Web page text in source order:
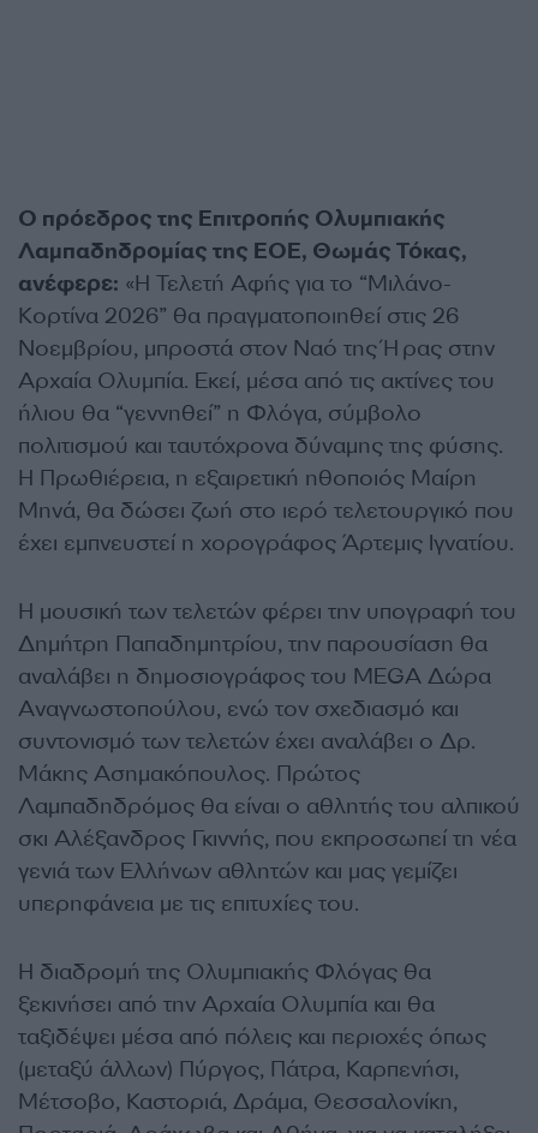
Ο πρόεδρος της Επιτροπής Ολυμπιακής
Λαμπαδηδρομίας της ΕΟΕ, Θωμάς Τόκας,
ανέφερε: «Η Τελετή Αφής για το “Μιλάνο-
Κορτίνα 2026” θα πραγματοποιηθεί στις 26
Νοεμβρίου, μπροστά στον Ναό της Ήρας στην
Αρχαία Ολυμπία. Εκεί, μέσα από τις ακτίνες του
ήλιου θα “γεννηθεί” η Φλόγα, σύμβολο
πολιτισμού και ταυτόχρονα δύναμης της φύσης.
Η Πρωθιέρεια, η εξαιρετική ηθοποιός Μαίρη
Μηνά, θα δώσει ζωή στο ιερό τελετουργικό που
έχει εμπνευστεί η χορογράφος Άρτεμις Ιγνατίου.
Η μουσική των τελετών φέρει την υπογραφή του
Δημήτρη Παπαδημητρίου, την παρουσίαση θα
αναλάβει η δημοσιογράφος του MEGA Δώρα
Αναγνωστοπούλου, ενώ τον σχεδιασμό και
συντονισμό των τελετών έχει αναλάβει ο Δρ.
Μάκης Ασημακόπουλος. Πρώτος
Λαμπαδηδρόμος θα είναι ο αθλητής του αλπικού
σκι Αλέξανδρος Γκιννής, που εκπροσωπεί τη νέα
γενιά των Ελλήνων αθλητών και μας γεμίζει
υπερηφάνεια με τις επιτυχίες του.
Η διαδρομή της Ολυμπιακής Φλόγας θα
ξεκινήσει από την Αρχαία Ολυμπία και θα
ταξιδέψει μέσα από πόλεις και περιοχές όπως
(μεταξύ άλλων) Πύργος, Πάτρα, Καρπενήσι,
Μέτσοβο, Καστοριά, Δράμα, Θεσσαλονίκη,